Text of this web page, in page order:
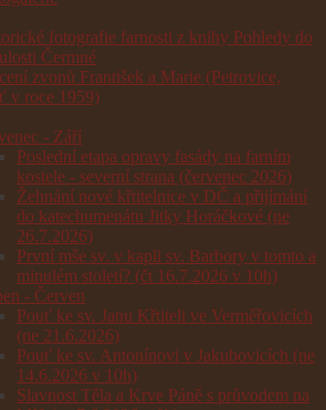
fotografie farnosti z knihy Pohledy do
Čermné
zvonů František a Marie (Petrovice,
v roce 1959)
- Září
Poslední etapa opravy fasády na farním
kostele - severní strana (červenec 2026)
Žehnání nové křtitelnice v DČ a přijímání
do katechumenátu Jitky Horáčkové (ne
26.7.2026)
První mše sv. v kapli sv. Barbory v tomto a
minulém století? (čt 16.7.2026 v 10h)
- Červen
Pouť ke sv. Janu Křtiteli ve Verměřovicích
(ne 21.6.2026)
Pouť ke sv. Antonínovi v Jakubovicích (ne
14.6.2026 v 10h)
Slavnost Těla a Krve Páně s průvodem na